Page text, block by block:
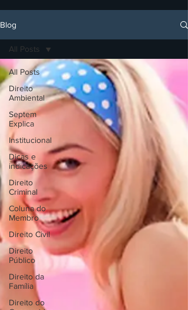
Blog
All Posts
Direito
Ambiental
Septem
Explica
Institucional
Dicas e
indicações
Direito
Criminal
Coluna do
Membro
Direito Civil
Direito
Público
Direito da
Família
Direito do
All Posts